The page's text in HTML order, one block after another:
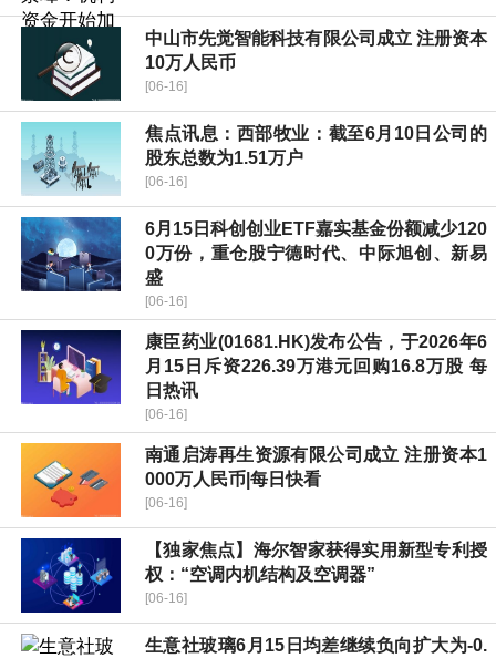
中山市先觉智能科技有限公司成立 注册资本
10万人民币
[06-16]
焦点讯息：西部牧业：截至6月10日公司的
股东总数为1.51万户
[06-16]
6月15日科创创业ETF嘉实基金份额减少120
0万份，重仓股宁德时代、中际旭创、新易
盛
[06-16]
康臣药业(01681.HK)发布公告，于2026年6
月15日斥资226.39万港元回购16.8万股 每
日热讯
[06-16]
南通启涛再生资源有限公司成立 注册资本1
000万人民币|每日快看
[06-16]
【独家焦点】海尔智家获得实用新型专利授
权：“空调内机结构及空调器”
[06-16]
生意社玻璃6月15日均差继续负向扩大为-0.